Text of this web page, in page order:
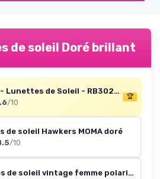
de soleil Doré brillant
Ray-Ban - Lunettes de Soleil - RB3025 Aviator Metal Aviator 58 mm Gold (Gold/B15 Crystal Brown)
/10
🏆
de soleil Hawkers MOMA doré
/10
Lunettes de soleil vintage femme polarisées UV400 - monture et verres rose